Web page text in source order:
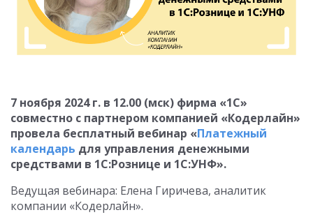
7 ноября 2024 г. в 12.00 (мск) фирма «1С»
совместно с партнером компанией «Кодерлайн»
провела бесплатный вебинар «Платежный
календарь для управления денежными
средствами в 1С:Рознице и 1С:УНФ».
Ведущая вебинара: Елена Гиричева, аналитик
компании «Кодерлайн».